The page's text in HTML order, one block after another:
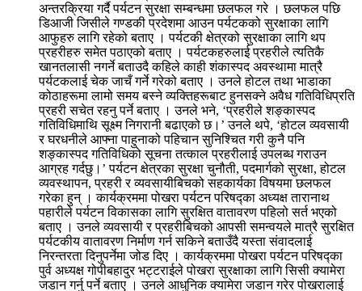
अन्तरक्रिया गर्दै पर्यटन सुरक्षा सम्बन्धमा छलफल गरे । छलफल पछि
डिआजी जिसीले गण्डकी प्रदेशमा आउन पर्यटकको सुरक्षाका लागि
आफुहरु लागि रहेको बताए । पर्यटकी क्षेत्रको सुरक्षाका लागि थप
प्रहरीहरु समेत पठाएको बताए । पर्यटकहरुलाई प्रहरीले त्यतिकै
खानतलासी नगर्ने बताउदै कहिले काही शंकास्पद अवस्थामा मात्रै
पर्यटकलाई चेक जाचँ गर्ने गरेको बताए । उनले होटल तथा भाडाका
कोठाहरूमा लामो समय बस्ने व्यक्तिहरूबाट हुनसक्ने अवैध गतिविधिप्रति
प्रहरी सचेत रहनु पर्ने बताए । उनले भने, ‘प्रहरीले शङ्कास्पद
गतिविधिमाथि सूक्ष्म निगरानी बढाएको छ।’ उनले थपे, ‘होटल व्यवसायी
र घरधनीले आफ्ना पाहुनाको पहिचान सुनिश्चित गरी कुनै पनि
शङ्कास्पद गतिविधिको सूचना तत्काल प्रहरीलाई उपलब्ध गराउन
आग्रह गर्दछु।’ पर्यटन क्षेत्रका सुरक्षा चुनौती, पदमार्गको सुरक्षा, होटल
व्यवस्थापन, प्रहरी र व्यवसायीबिचको सहकार्यका विषयमा छलफल
गरेका हुन् । कार्यक्रममा पोखरा पर्यटन परिषद्का अध्यक्ष तारानाथ
पहारीले पर्यटन विकासका लागि सुरक्षित वातावरण पहिलो सर्त भएको
बताए । उनले व्यवसायी र प्रहरीबिचको आपसी समन्वयले मात्रै सुरक्षित
पर्यटकीय वातावरण निर्माण गर्न सकिने बताउँदै यस्ता संवादलाई
निरन्तरता दिनुपर्नेमा जोड दिए । कार्यक्रममा पोखरा पर्यटन परिषद्का
पुर्व अध्यक्ष गोपीबहादुर भट्टराईले पोखरा सुरक्षाका लागि सिसी क्यामेरा
जडान गर्नु पर्ने बताए । उनले आधुनिक क्यामेरा जडान गरेर पोखरालाई